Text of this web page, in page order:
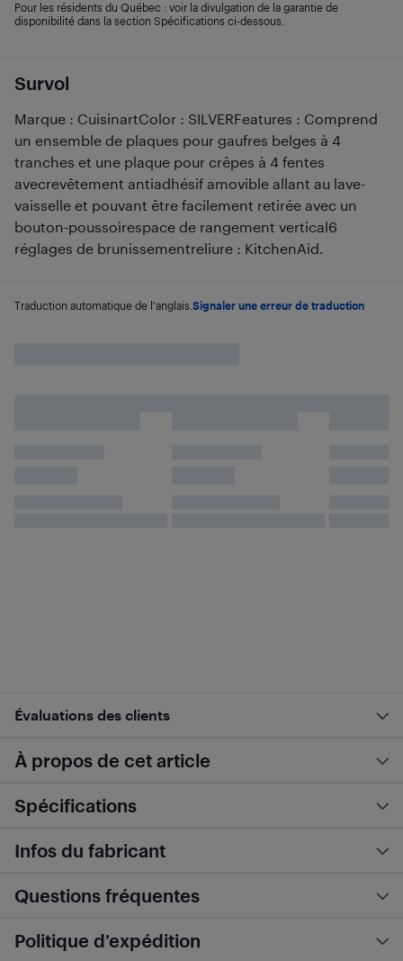
Survol
Marque : CuisinartColor : SILVERFeatures : Comprend
un ensemble de plaques pour gaufres belges à 4
tranches et une plaque pour crêpes à 4 fentes
avecrevêtement antiadhésif amovible allant au lave-
vaisselle et pouvant être facilement retirée avec un
bouton-poussoirespace de rangement vertical6
réglages de brunissementreliure : KitchenAid.
Traduction automatique de l'anglais. Signaler une erreur de traduction
Pour les résidents du Québec : voir la divulgation de la garantie de
disponibilité dans la section Spécifications ci-dessous.
Évaluations des clients
À propos de cet article
Spécifications
Infos du fabricant
Questions fréquentes
Politique d’expédition